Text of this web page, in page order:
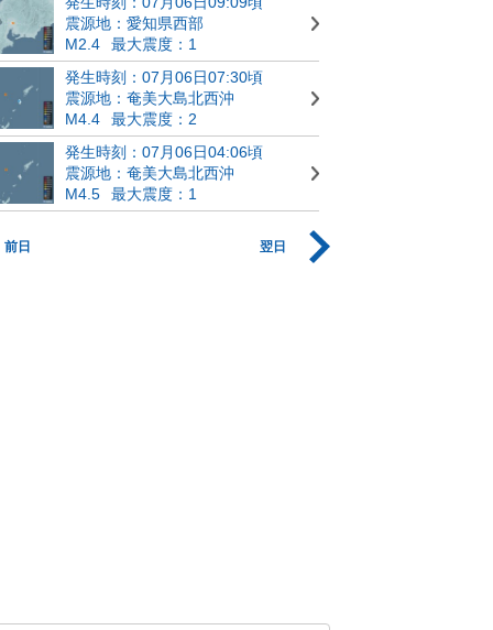
震源地：愛知県西部
M2.4
最大震度：1
発生時刻：07月06日07:30頃
震源地：奄美大島北西沖
M4.4
最大震度：2
発生時刻：07月06日04:06頃
震源地：奄美大島北西沖
M4.5
最大震度：1
前日 翌日